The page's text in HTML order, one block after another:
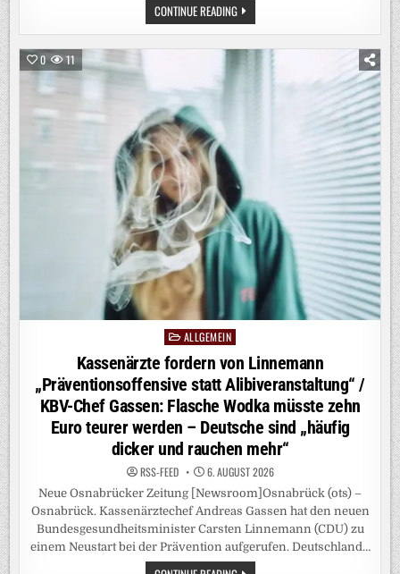
CONTINUE READINGERFOLGREICHER
SHOWAUFTAKT:
„ICH
DURCHSCHAUE
JEDEN!“
MIT
TIMON
0 11
Posted
in
ALLGEMEIN
Kassenärzte fordern von Linnemann
„Präventionsoffensive statt Alibiveranstaltung“ /
KBV-Chef Gassen: Flasche Wodka müsste zehn
Euro teurer werden – Deutsche sind „häufig
dicker und rauchen mehr“
RSS-FEED 6. AUGUST 2026
Neue Osnabrücker Zeitung [Newsroom]Osnabrück (ots) –
Osnabrück. Kassenärztechef Andreas Gassen hat den neuen
Bundesgesundheitsminister Carsten Linnemann (CDU) zu
einem Neustart bei der Prävention aufgerufen. Deutschland…